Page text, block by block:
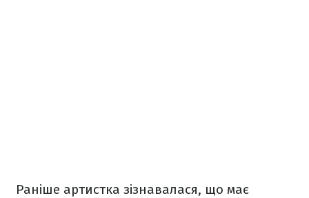
Раніше артистка зізнавалася, що має